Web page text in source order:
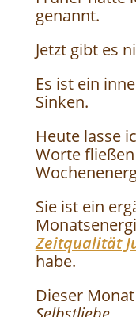
genannt.
Jetzt gibt es
Es ist ein
Sinken.
Heute lasse
Worte
Sie ist ein
Zeitqualität
habe.
Dieser